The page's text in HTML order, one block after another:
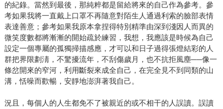
的紀錄。當然到最後，那純粹都是留給將來的自己作為參考。參
考如果我將一直戴上口罩不再隨意對陌生人通過利索的臉部表情
表達善意；參考如果我原本拿捏得特別精準由深到淺因人而異的
微笑度數都將漸漸的開始疏於練習，我想，我應該是時候為自己
設定一個專屬的孤獨掃描感應，才可以和日子過得張燈結彩的人
群把界限劃淸，不驚擾流年，不刮傷歲月，也不抗拒風塵──像一
條岔開來的窄河，利用斷裂來成全自己，在完全見不到同類的山
溝，恬噪而歡暢，安靜地澎湃著我自己。
況且，每個人的人生都免不了被親近的或不相干的人誤讀。誤讀